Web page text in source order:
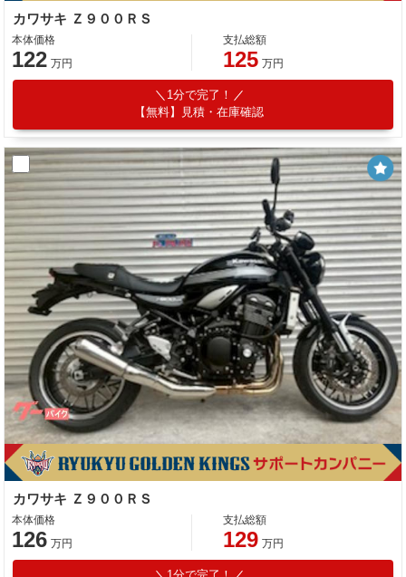
カワサキ Ｚ９００ＲＳ
本体価格
122 万円
支払総額
125 万円
1分で完了！
【無料】見積・在庫確認
カワサキ Ｚ９００ＲＳ
本体価格
126 万円
支払総額
129 万円